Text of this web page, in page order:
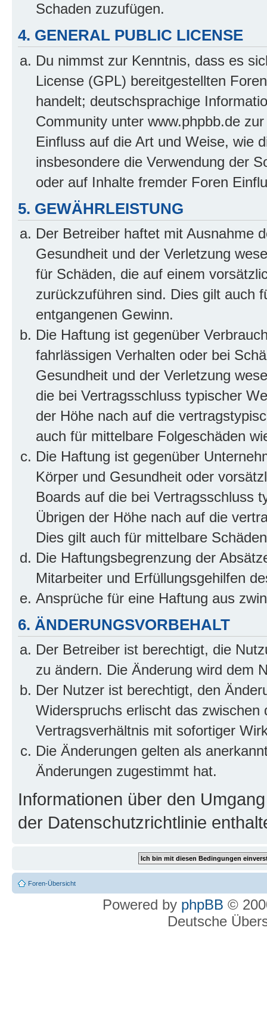
Schaden zuzufügen.
4. GENERAL PUBLIC LICENSE
Du nimmst zur Kenntnis, dass es
License (GPL) bereitgestellten
handelt; deutschsprachige
Community unter www.phpbb.de
Einfluss auf die Art und Weise, wie
insbesondere die Verwendung der
oder auf Inhalte fremder Foren
5. GEWÄHRLEISTUNG
Der Betreiber haftet mit Ausnahme
Gesundheit und der Verletzung
für Schäden, die auf einem
zurückzuführen sind. Dies gilt auch
entgangenen Gewinn.
Die Haftung ist gegenüber
fahrlässigen Verhalten oder bei
Gesundheit und der Verletzung
die bei Vertragsschluss typischer
der Höhe nach auf die
auch für mittelbare Folgeschäden
Die Haftung ist gegenüber
Körper und Gesundheit oder
Boards auf die bei Vertragsschluss
Übrigen der Höhe nach auf die
Dies gilt auch für mittelbare
Die Haftungsbegrenzung der
Mitarbeiter und Erfüllungsgehilfen
Ansprüche für eine Haftung aus
6. ÄNDERUNGSVORBEHALT
Der Betreiber ist berechtigt, die
zu ändern. Die Änderung wird dem
Der Nutzer ist berechtigt, den
Widerspruchs erlischt das
Vertragsverhältnis mit sofortiger
Die Änderungen gelten als
Änderungen zugestimmt hat.
Informationen über den
der Datenschutzrichtlinie
Foren-Übersicht
Powered by phpBB ©
Deutsche